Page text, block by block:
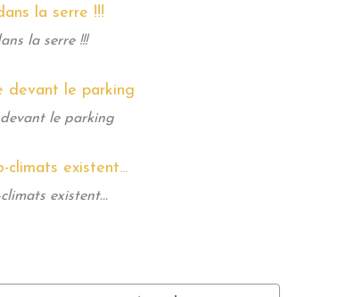
la serre !!!
le parking
existent...